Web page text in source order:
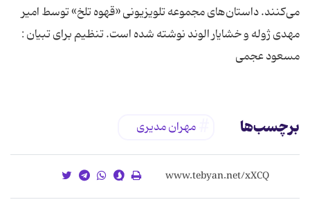
می‌كنند. داستان‌های مجموعه تلویزیونی «قهوه تلخ» توسط امیر
مهدی ژوله و خشایار الوند نوشته شده است. تنظیم برای تبیان :
مسعود عجمی
برچسب‌ها مهران مدیری